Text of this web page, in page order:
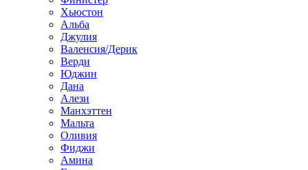
Хьюстон
Альба
Джулия
Валенсия/Дерик
Верди
Юджин
Дана
Алези
Манхэттен
Мальта
Оливия
Фиджи
Амина